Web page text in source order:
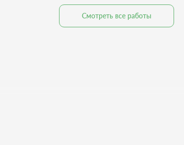
Смотреть все работы